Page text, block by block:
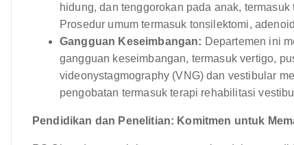
hidung, dan tenggorokan pada anak,
Prosedur umum termasuk tonsilektomi,
Gangguan Keseimbangan: Departemen ini
gangguan keseimbangan, termasuk vertigo,
videonystagmography (VNG) dan vestibular
pengobatan termasuk terapi rehabilitasi
Pendidikan dan Penelitian: Komitmen untuk